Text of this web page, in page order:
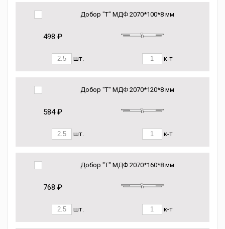
Добор "Т" МДФ 2070*100*8 мм
498 ₽
шт. к-т
Добор "Т" МДФ 2070*120*8 мм
584 ₽
шт. к-т
Добор "Т" МДФ 2070*160*8 мм
768 ₽
шт. к-т